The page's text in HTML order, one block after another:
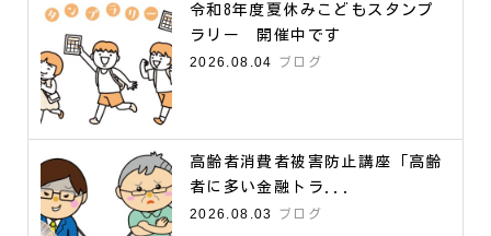
令和8年度夏休みこどもスタンプ
ラリー 開催中です
2026.08.04
ブログ
高齢者消費者被害防止講座「高齢
者に多い金融トラ...
2026.08.03
ブログ